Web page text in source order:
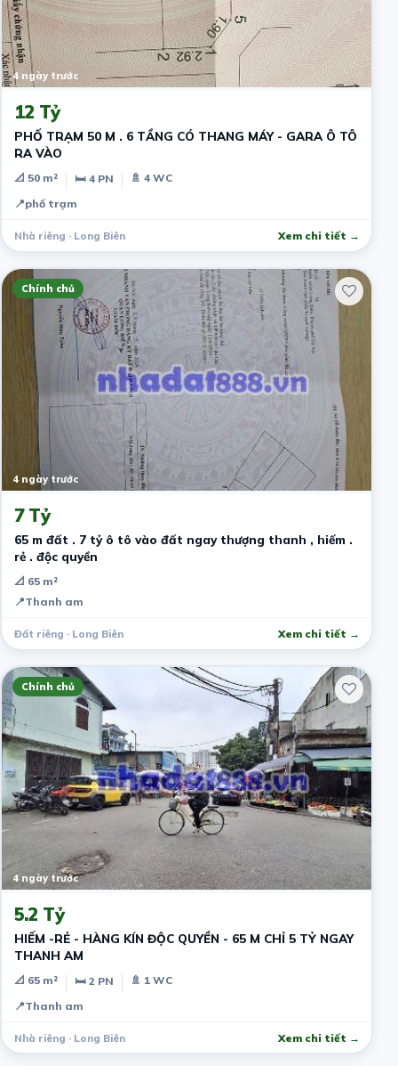
4 ngày trước
12 Tỷ
PHỐ TRẠM 50 M . 6 TẦNG CÓ THANG MÁY - GARA Ô TÔ
RA VÀO
📐 50 m² 🛏 4 PN
🚿 4 WC
📍phố trạm
Nhà riêng · Long Biên Xem chi tiết →
Chính chủ
4 ngày trước
7 Tỷ
65 m đất . 7 tỷ ô tô vào đất ngay thượng thanh , hiếm .
rẻ . độc quyền
📐 65 m²
📍Thanh am
Đất riêng · Long Biên Xem chi tiết →
Chính chủ
4 ngày trước
5.2 Tỷ
HIẾM -RẺ - HÀNG KÍN ĐỘC QUYỀN - 65 M CHỈ 5 TỶ NGAY
THANH AM
📐 65 m² 🛏 2 PN
🚿 1 WC
📍Thanh am
Nhà riêng · Long Biên Xem chi tiết →